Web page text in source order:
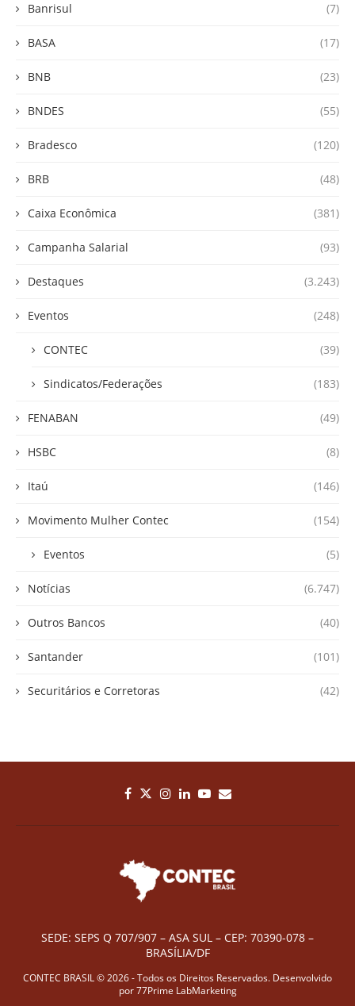
Banrisul (7)
BASA (17)
BNB (23)
BNDES (55)
Bradesco (120)
BRB (48)
Caixa Econômica (381)
Campanha Salarial (93)
Destaques (3.243)
Eventos (248)
CONTEC (39)
Sindicatos/Federações (183)
FENABAN (49)
HSBC (8)
Itaú (146)
Movimento Mulher Contec (154)
Eventos (5)
Notícias (6.747)
Outros Bancos (40)
Santander (101)
Securitários e Corretoras (42)
SEDE: SEPS Q 707/907 – ASA SUL – CEP: 70390-078 –
BRASÍLIA/DF
CONTEC BRASIL © 2026 - Todos os Direitos Reservados. Desenvolvido
por77Prime LabMarketing